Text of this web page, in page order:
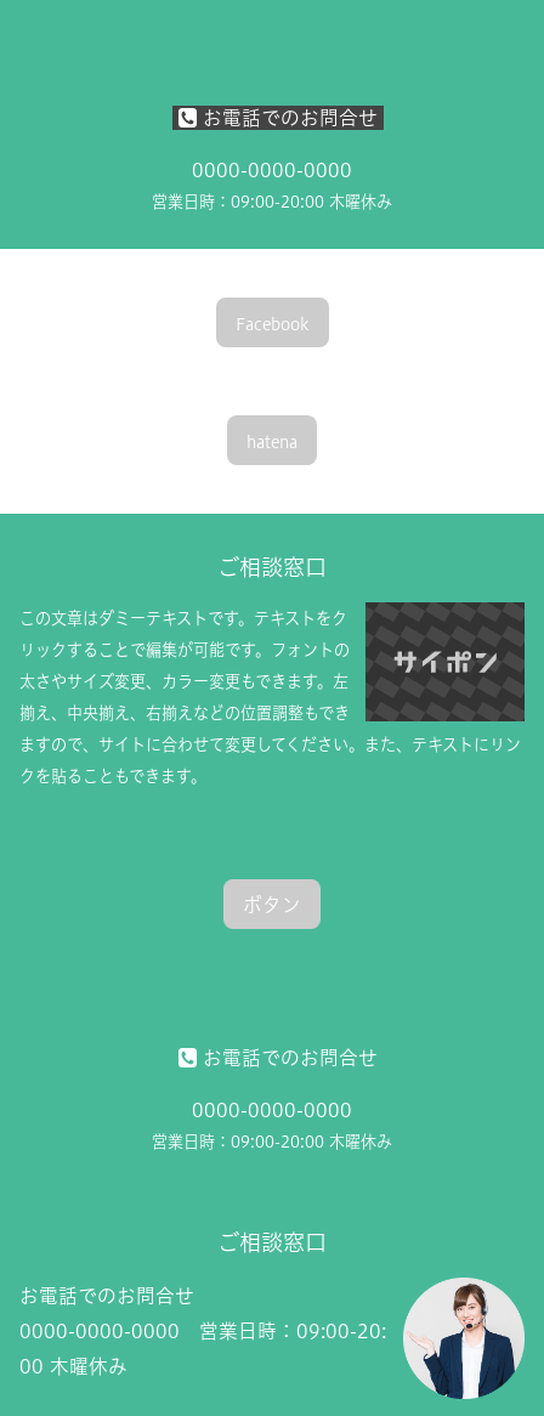
お電話でのお問合せ
0000-0000-0000
営業日時：09:00-20:00 木曜休み
Facebook
hatena
ご相談窓口
この文章はダミーテキストです。テキストをク
リックすることで編集が可能です。フォントの
太さやサイズ変更、カラー変更もできます。左
揃え、中央揃え、右揃えなどの位置調整もでき
ますので、サイトに合わせて変更してください。また、テキストにリン
クを貼ることもできます。
ボタン
お電話でのお問合せ
0000-0000-0000
営業日時：09:00-20:00 木曜休み
ご相談窓口
お電話でのお問合せ
0000-0000-0000 営業日時：09:00-20:
00 木曜休み